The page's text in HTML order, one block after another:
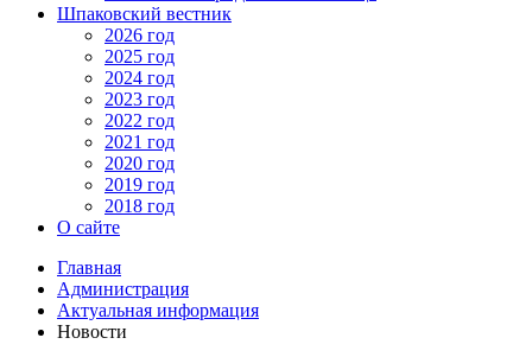
Шпаковский вестник
2026 год
2025 год
2024 год
2023 год
2022 год
2021 год
2020 год
2019 год
2018 год
О сайте
Главная
Администрация
Актуальная информация
Новости